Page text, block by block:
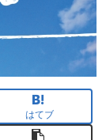
はてブ